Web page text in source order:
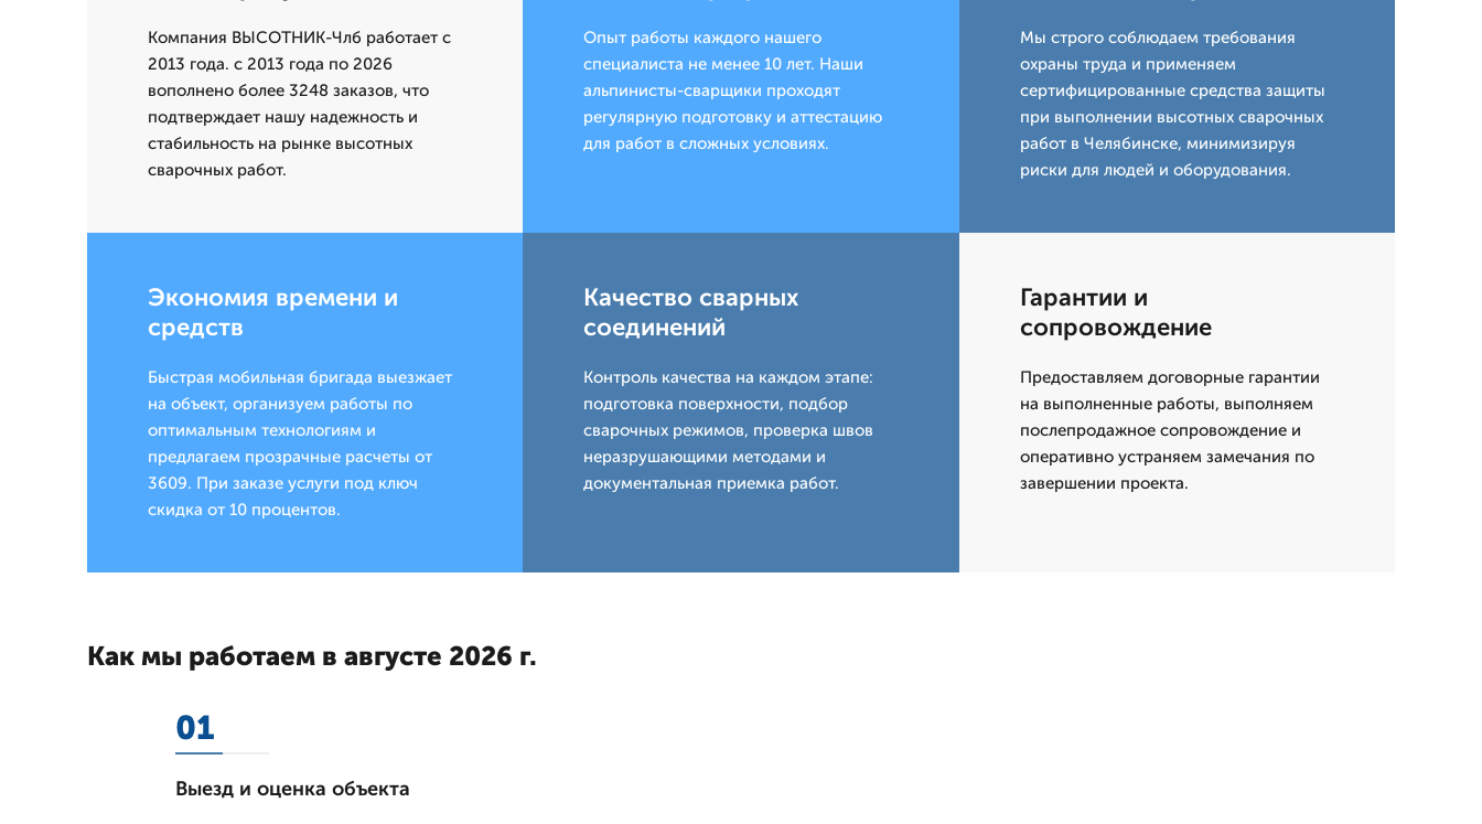
Компания ВЫСОТНИК-Члб работает с
2013 года. с 2013 года по 2026
вополнено более 3248 заказов, что
подтверждает нашу надежность и
стабильность на рынке высотных
сварочных работ.
Опыт работы каждого нашего
специалиста не менее 10 лет. Наши
альпинисты-сварщики проходят
регулярную подготовку и аттестацию
для работ в сложных условиях.
Мы строго соблюдаем требования
охраны труда и применяем
сертифицированные средства защиты
при выполнении высотных сварочных
работ в Челябинске, минимизируя
риски для людей и оборудования.
Экономия времени и
средств
Быстрая мобильная бригада выезжает
на объект, организуем работы по
оптимальным технологиям и
предлагаем прозрачные расчеты от
3609. При заказе услуги под ключ
скидка от 10 процентов.
Качество сварных
соединений
Контроль качества на каждом этапе:
подготовка поверхности, подбор
сварочных режимов, проверка швов
неразрушающими методами и
документальная приемка работ.
Гарантии и
сопровождение
Предоставляем договорные гарантии
на выполненные работы, выполняем
послепродажное сопровождение и
оперативно устраняем замечания по
завершении проекта.
Как мы работаем в августе 2026 г.
01
Выезд и оценка объекта